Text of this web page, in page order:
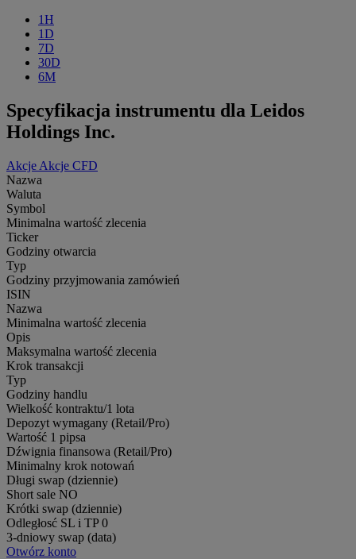
1H
1D
7D
30D
6M
Specyfikacja instrumentu dla Leidos
Holdings Inc.
Akcje Akcje CFD
Nazwa
Waluta
Symbol
Minimalna wartość zlecenia
Ticker
Godziny otwarcia
Typ
Godziny przyjmowania zamówień
ISIN
Nazwa
Minimalna wartość zlecenia
Opis
Maksymalna wartość zlecenia
Krok transakcji
Typ
Godziny handlu
Wielkość kontraktu/1 lota
Depozyt wymagany (Retail/Pro)
Wartość 1 pipsa
Dźwignia finansowa (Retail/Pro)
Minimalny krok notowań
Długi swap (dziennie)
Short sale NO
Krótki swap (dziennie)
Odległosć SL i TP 0
3-dniowy swap (data)
Otwórz konto